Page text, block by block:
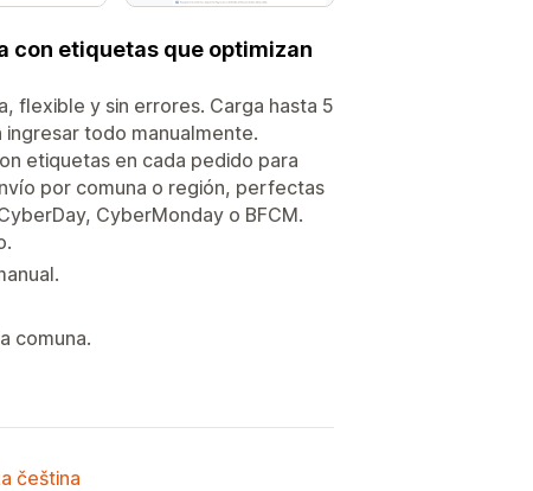
con etiquetas que optimizan
flexible y sin errores. Carga hasta 5
todo manualmente.
etiquetas en cada pedido para
por comuna o región, perfectas
CyberMonday o BFCM.
comuna.
čeština